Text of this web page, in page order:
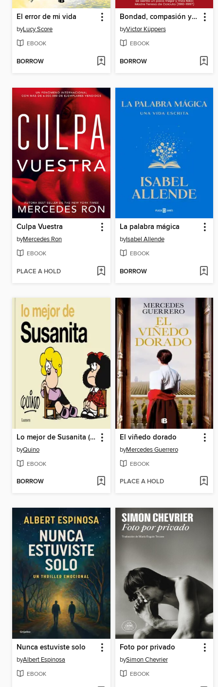
El error de mi vida
byLucy Score
EBOOK
BORROW
Bondad, compasión y amabilidad para vivir con alegría
byVictor Küppers
EBOOK
BORROW
Culpa Vuestra
byMercedes Ron
EBOOK
PLACE A HOLD
La palabra mágica
byIsabel Allende
EBOOK
BORROW
Lo mejor de Susanita (Los amigos de Mafalda)
byQuino
EBOOK
BORROW
El viñedo dorado
byMercedes Guerrero
EBOOK
PLACE A HOLD
Nunca estuviste solo
byAlbert Espinosa
EBOOK
Foto por privado
bySimon Chevrier
EBOOK